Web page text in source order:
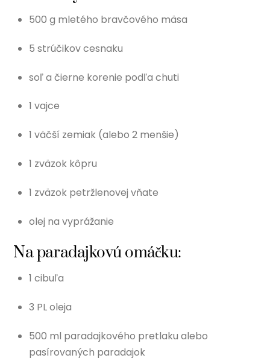
500 g mletého bravčového mäsa
5 strúčikov cesnaku
soľ a čierne korenie podľa chuti
1 vajce
1 väčší zemiak (alebo 2 menšie)
1 zväzok kôpru
1 zväzok petržlenovej vňate
olej na vyprážanie
Na paradajkovú omáčku:
1 cibuľa
3 PL oleja
500 ml paradajkového pretlaku alebo
pasírovaných paradajok